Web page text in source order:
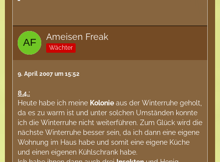
Ameisen Freak
Wächter
9. April 2007 um 15:52
8.4.:
Heute habe ich meine Kolonie aus der Winterruhe geholt,
da es zu warm ist und unter solchen Umständen konnte
ich die Winterruhe nicht weiterführen. Zum Glück wird die
nächste Winterruhe besser sein, da ich dann eine eigene
Wohnung im Haus habe und somit eine eigene Küche
und einen eigenen Kühlschrank habe.